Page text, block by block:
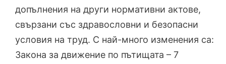
допълнения на други нормативни актове,
свързани със здравословни и безопасни
условия на труд. С най-много изменения са:
Закона за движение по пътищата – 7